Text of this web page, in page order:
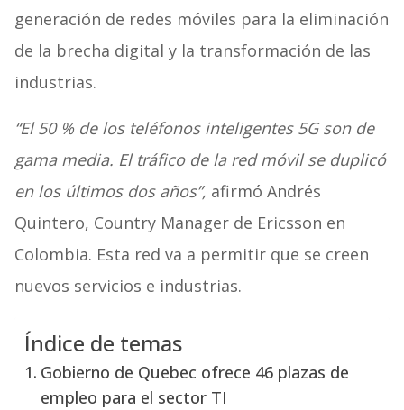
generación de redes móviles para la eliminación
de la brecha digital y la transformación de las
industrias.
“El 50 % de los teléfonos inteligentes 5G son de
gama media. El tráfico de la red móvil se duplicó
en los últimos dos años”, afirmó Andrés
Quintero, Country Manager de Ericsson en
Colombia. Esta red va a permitir que se creen
nuevos servicios e industrias.
Índice de temas
Gobierno de Quebec ofrece 46 plazas de
empleo para el sector TI